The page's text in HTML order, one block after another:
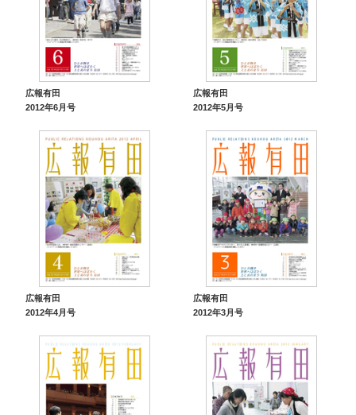
広報有田
2012年6月号
広報有田
2012年5月号
広報有田
2012年4月号
広報有田
2012年3月号